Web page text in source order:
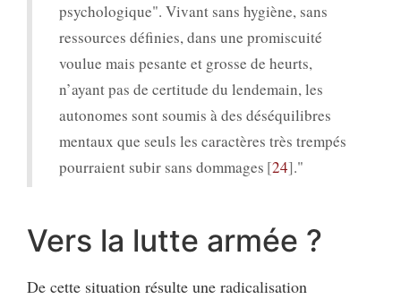
psychologique". Vivant sans hygiène, sans
ressources définies, dans une promiscuité
voulue mais pesante et grosse de heurts,
n’ayant pas de certitude du lendemain, les
autonomes sont soumis à des déséquilibres
mentaux que seuls les caractères très trempés
pourraient subir sans dommages 24 ."
Vers la lutte armée ?
De cette situation résulte une radicalisation